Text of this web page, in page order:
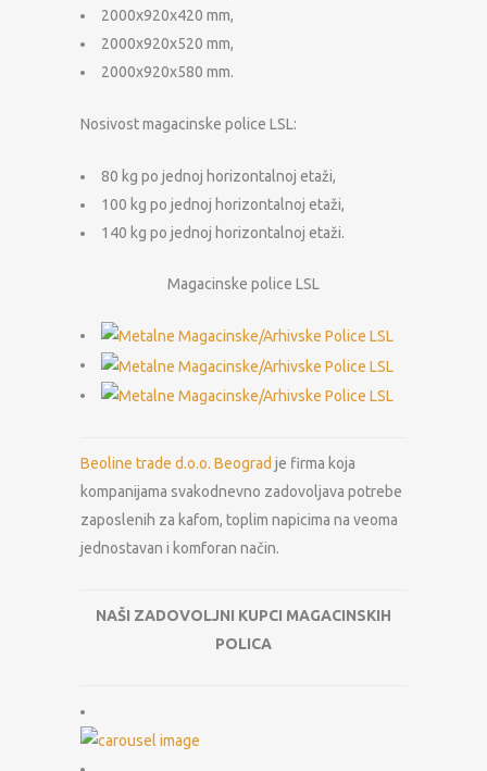
2000x920x420 mm,
2000x920x520 mm,
2000x920x580 mm.
Nosivost magacinske police LSL:
80 kg po jednoj horizontalnoj etaži,
100 kg po jednoj horizontalnoj etaži,
140 kg po jednoj horizontalnoj etaži.
Magacinske police LSL
Beoline trade d.o.o. Beograd je firma koja
kompanijama svakodnevno zadovoljava potrebe
zaposlenih za kafom, toplim napicima na veoma
jednostavan i komforan način.
NAŠI ZADOVOLJNI KUPCI MAGACINSKIH
POLICA